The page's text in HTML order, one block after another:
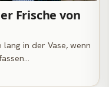
Frische von
in der Vase, wenn